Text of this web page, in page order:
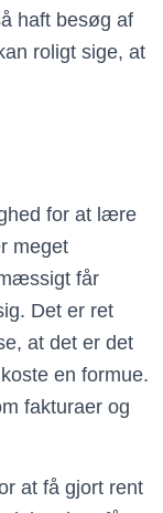
haft besøg af
roligt sige, at
for at lære
meget
får
Det er ret
at det er det
en formue.
fakturaer og
at få gjort rent